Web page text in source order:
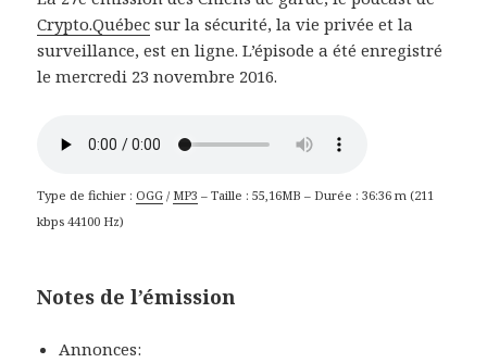
Crypto.Québec sur la sécurité, la vie privée et la
surveillance, est en ligne. L’épisode a été enregistré
le mercredi 23 novembre 2016.
Type de fichier : OGG / MP3 – Taille : 55,16MB – Durée : 36:36 m (211
kbps 44100 Hz)
Notes de l’émission
Annonces: